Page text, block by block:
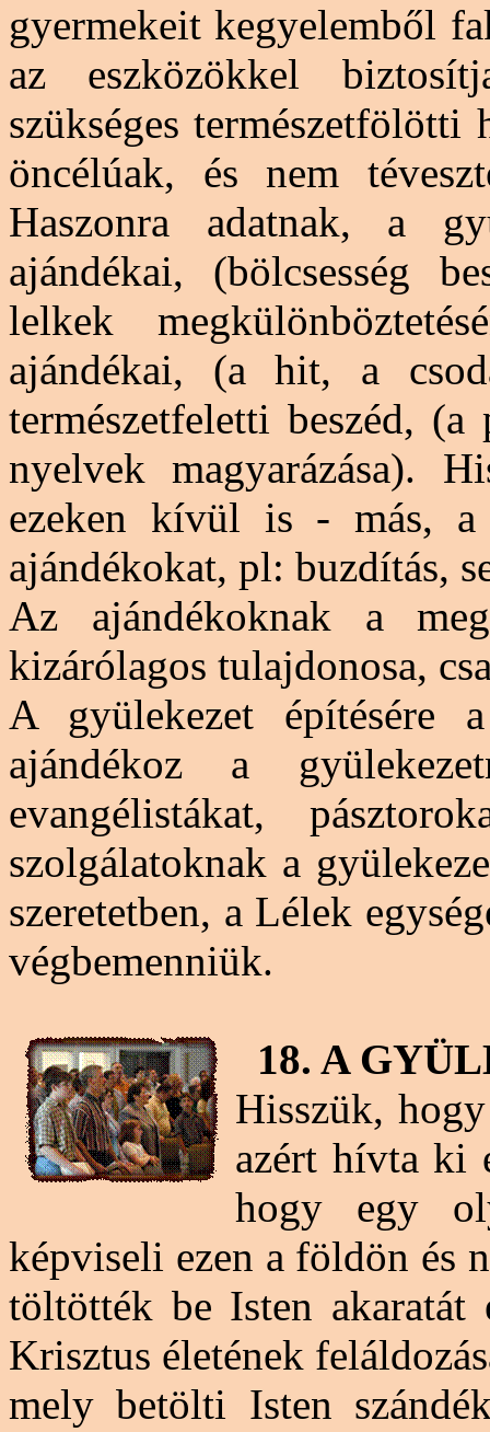
gyermekeit kegyelemből
az eszközökkel
szükséges természetfölötti
öncélúak, és nem
Haszonra adatnak, a
ajándékai, (bölcsesség
lelkek
ajándékai, (a hit, a
természetfeletti beszéd,
nyelvek magyarázása).
ezeken kívül is - más, a
ajándékokat, pl: buzdítás,
Az ajándékoknak a
kizárólagos tulajdonosa,
A gyülekezet építésére
ajándékoz a
evangélistákat,
szolgálatoknak a
szeretetben, a Lélek
végbemenniük.
18. A
Hisszük,
azért hívta ki
hogy egy
képviseli ezen a földön és
töltötték be Isten akaratát
Krisztus életének
mely betölti Isten